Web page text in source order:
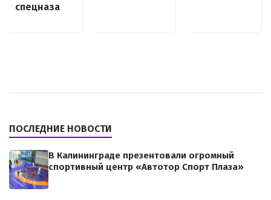
спецназа
ПОСЛЕДНИЕ НОВОСТИ
В Калининграде презентовали огромный
спортивный центр «Автотор Спорт Плаза»